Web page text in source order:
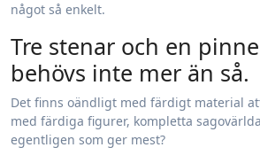
något så enkelt.
Tre stenar och en
behövs inte mer än så.
Det finns oändligt med färdigt material
med färdiga figurer, kompletta
egentligen som ger mest?